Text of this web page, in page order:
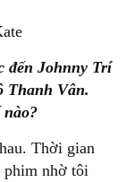
đến Johnny Trí
Thanh Vân.
Thời gian
phim nhờ tôi